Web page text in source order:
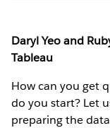
Daryl Yeo and
Tableau
How can you get
do you start? Let
preparing the